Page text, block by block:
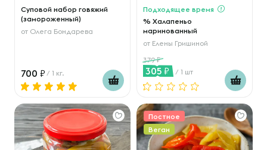
Суповой набор говяжий
(замороженный)
от Олега Бондарева
700 / 1 кг.
Подходящее время
% Халапеньо
маринованный
от Елены Гришиной
379
305 / 1 шт
Постное
Веган